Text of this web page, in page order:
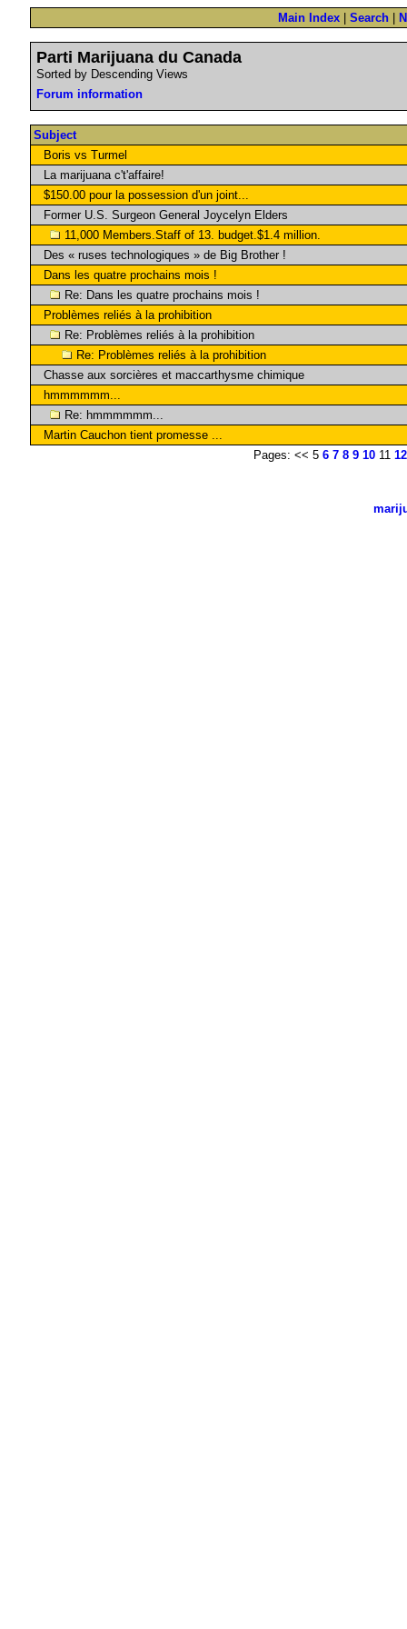
Main Index Search
Parti Marijuana du Canada
Sorted by Descending Views
Forum information
Subject
Boris vs Turmel
La marijuana c't'affaire!
$150.00 pour la possession d'un joint...
Former U.S. Surgeon General Joycelyn Elders
11,000 Members.Staff of 13. budget.$1.4 million.
Des « ruses technologiques » de Big Brother !
Dans les quatre prochains mois !
Re: Dans les quatre prochains mois !
Problèmes reliés à la prohibition
Re: Problèmes reliés à la prohibition
Re: Problèmes reliés à la prohibition
Chasse aux sorcières et maccarthysme chimique
hmmmmmm...
Re: hmmmmmm...
Martin Cauchon tient promesse ...
Pages: << 5 6 7 8 9 1011 12